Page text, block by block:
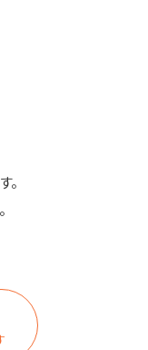
。
グイン後表示